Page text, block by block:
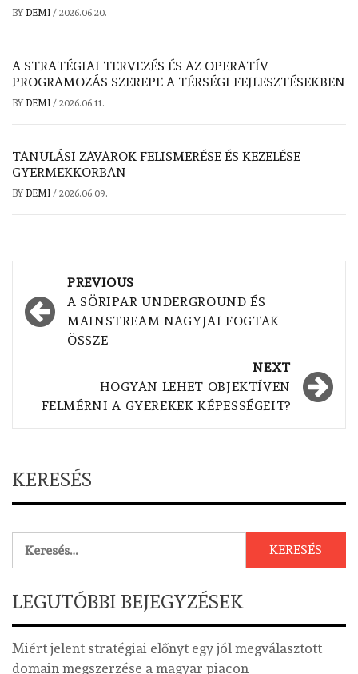
BY DEMI / 2026.06.20.
A STRATÉGIAI TERVEZÉS ÉS AZ OPERATÍV
PROGRAMOZÁS SZEREPE A TÉRSÉGI FEJLESZTÉSEKBEN
BY DEMI / 2026.06.11.
TANULÁSI ZAVAROK FELISMERÉSE ÉS KEZELÉSE
GYERMEKKORBAN
BY DEMI / 2026.06.09.
navigation
PREVIOUS
A SÖRIPAR UNDERGROUND ÉS
MAINSTREAM NAGYJAI FOGTAK
ÖSSZE
NEXT
HOGYAN LEHET OBJEKTÍVEN
FELMÉRNI A GYEREKEK KÉPESSÉGEIT?
KERESÉS
LEGUTÓBBI BEJEGYZÉSEK
Miért jelent stratégiai előnyt egy jól megválasztott
domain megszerzése a magyar piacon